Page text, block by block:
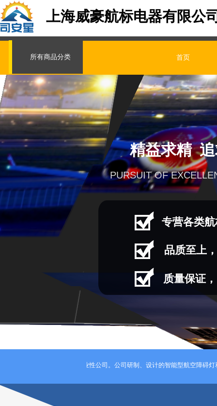
上海威豪航标电器有限公
所有商品分类 首页
精益求精
PURSUIT OF
专营各类
品质至上
质量保证
售各类航标照明器材的专业性公司。公司研制、设计的智能型航空障碍灯